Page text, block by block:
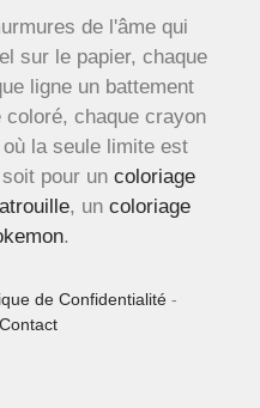
de l'âme qui
sur le papier, chaque
ligne un battement
chaque crayon
la seule limite est
pour un coloriage
, un coloriage
.
de Confidentialité -
Contact